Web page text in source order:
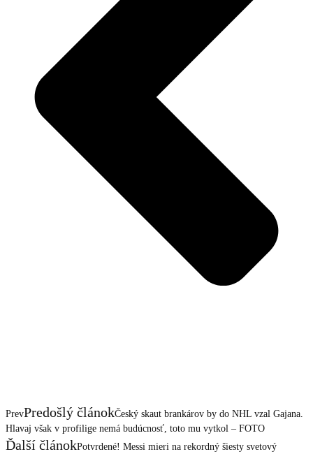
PrevPredošlý článokČeský skaut brankárov by do NHL vzal Gajana.
Hlavaj však v profilige nemá budúcnosť, toto mu vytkol – FOTO
Ďalší článokPotvrdené! Messi mieri na rekordný šiesty svetový